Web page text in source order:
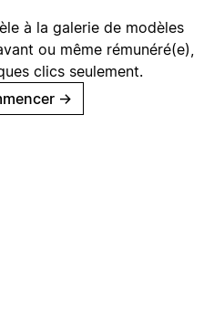
à la galerie de modèles
ou même rémunéré(e),
clics seulement.
→